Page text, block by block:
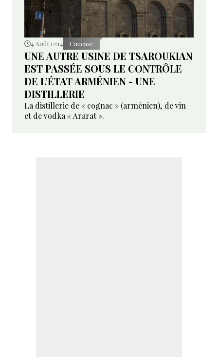
4 Août 12:14 Caucase
UNE AUTRE USINE DE TSAROUKIAN
EST PASSÉE SOUS LE CONTRÔLE
DE L’ÉTAT ARMÉNIEN - UNE
DISTILLERIE
La distillerie de « cognac » (arménien), de vin
et de vodka « Ararat ».